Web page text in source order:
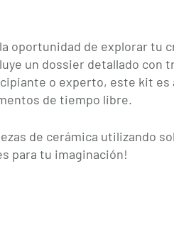
oportunidad de explorar tu
un dossier detallado con
o experto, este kit
de tiempo libre.
de cerámica utilizando
para tu imaginación!